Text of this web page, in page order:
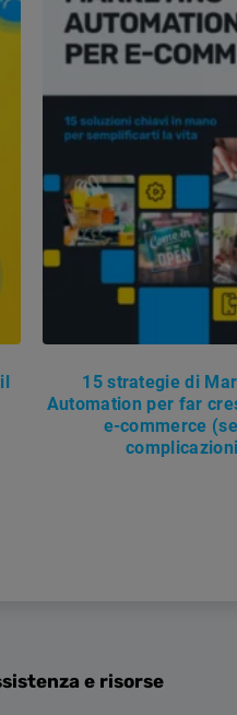
15 strategie di
Automation per far
e-commerce
e risorse